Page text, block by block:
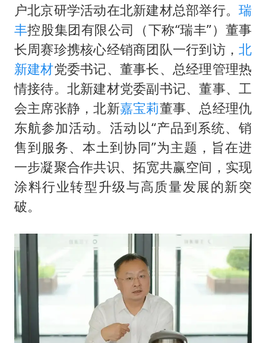
户北京研学活动在北新建材总部举行。瑞
丰控股集团有限公司（下称“瑞丰”）董事
长周赛珍携核心经销商团队一行到访，北
新建材党委书记、董事长、总经理管理热
情接待。北新建材党委副书记、董事、工
会主席张静，北新嘉宝莉董事、总经理仇
东航参加活动。活动以“产品到系统、销
售到服务、本土到协同”为主题，旨在进
一步凝聚合作共识、拓宽共赢空间，实现
涂料行业转型升级与高质量发展的新突
破。